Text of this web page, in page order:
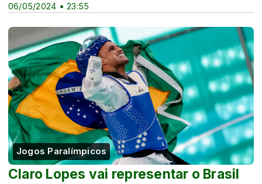
06/05/2024 • 23:55
Jogos Paralímpicos
Claro Lopes vai representar o Brasil